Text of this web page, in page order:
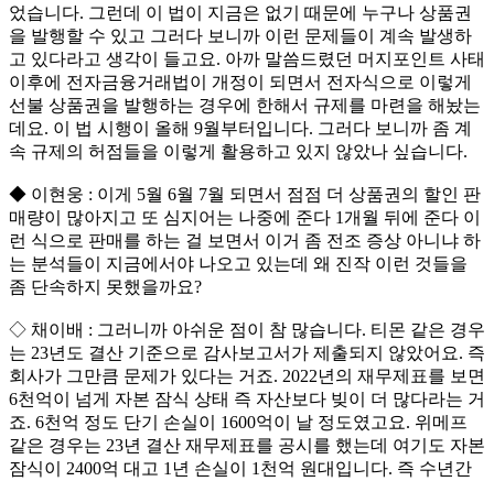
었습니다. 그런데 이 법이 지금은 없기 때문에 누구나 상품권
을 발행할 수 있고 그러다 보니까 이런 문제들이 계속 발생하
고 있다라고 생각이 들고요. 아까 말씀드렸던 머지포인트 사태
이후에 전자금융거래법이 개정이 되면서 전자식으로 이렇게
선불 상품권을 발행하는 경우에 한해서 규제를 마련을 해놨는
데요. 이 법 시행이 올해 9월부터입니다. 그러다 보니까 좀 계
속 규제의 허점들을 이렇게 활용하고 있지 않았나 싶습니다.
◆ 이현웅 : 이게 5월 6월 7월 되면서 점점 더 상품권의 할인 판
매량이 많아지고 또 심지어는 나중에 준다 1개월 뒤에 준다 이
런 식으로 판매를 하는 걸 보면서 이거 좀 전조 증상 아니냐 하
는 분석들이 지금에서야 나오고 있는데 왜 진작 이런 것들을
좀 단속하지 못했을까요?
◇ 채이배 : 그러니까 아쉬운 점이 참 많습니다. 티몬 같은 경우
는 23년도 결산 기준으로 감사보고서가 제출되지 않았어요. 즉
회사가 그만큼 문제가 있다는 거죠. 2022년의 재무제표를 보면
6천억이 넘게 자본 잠식 상태 즉 자산보다 빚이 더 많다라는 거
죠. 6천억 정도 단기 손실이 1600억이 날 정도였고요. 위메프
같은 경우는 23년 결산 재무제표를 공시를 했는데 여기도 자본
잠식이 2400억 대고 1년 손실이 1천억 원대입니다. 즉 수년간